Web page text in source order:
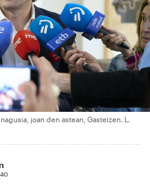
joan den astean, Gasteizen. L.